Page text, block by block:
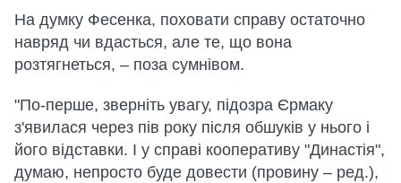
На думку Фесенка, поховати справу остаточно
навряд чи вдасться, але те, що вона
розтягнеться, – поза сумнівом.
"По-перше, зверніть увагу, підозра Єрмаку
з'явилася через пів року після обшуків у нього і
його відставки. І у справі кооперативу "Династія",
думаю, непросто буде довести (провину – ред.),